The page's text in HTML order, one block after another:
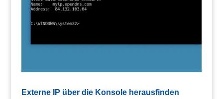
Externe IP über die Konsole herausfinden